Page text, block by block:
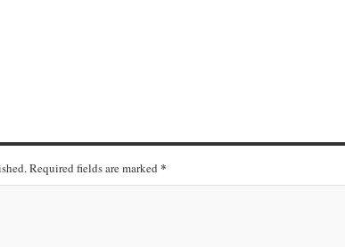
Required fields are marked *